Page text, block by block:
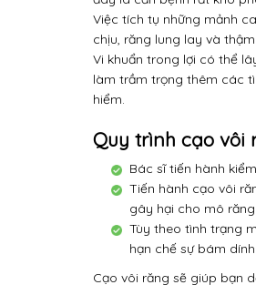
Việc tích tụ những mảnh
chịu, răng lung lay và
Vi khuẩn trong lợi có thể
làm trầm trọng thêm các
hiểm.
Quy trình cạo vôi
Bác sĩ tiến hành
Tiến hành cạo vôi
gây hại cho mô răng.
Tùy theo tình trạng
hạn chế sự bám
Cạo vôi răng sẽ giúp bạn